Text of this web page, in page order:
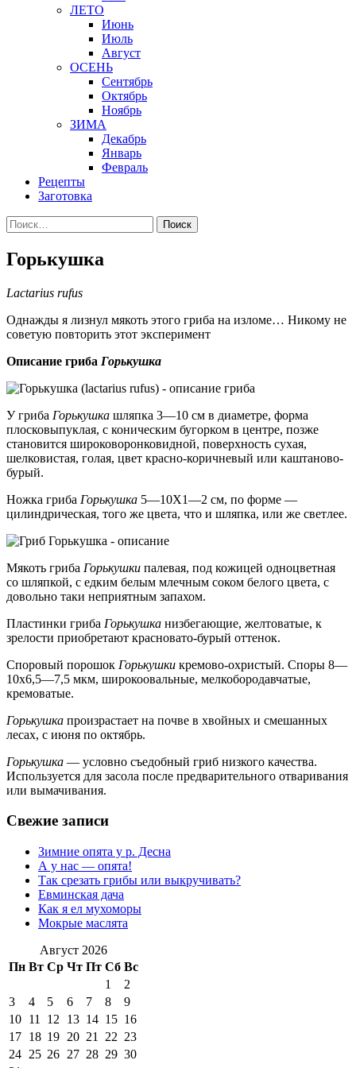
ЛЕТО
Июнь
Июль
Август
ОСЕНЬ
Сентябрь
Октябрь
Ноябрь
ЗИМА
Декабрь
Январь
Февраль
Рецепты
Заготовка
Найти:
Горькушка
Lactarius rufus
Однажды я лизнул мякоть этого гриба на изломе… Никому не
советую повторить этот эксперимент
Описание гриба Горькушка
У гриба Горькушка шляпка 3—10 см в диаметре, форма
плосковыпуклая, с коническим бугорком в центре, позже
становится широковоронковидной, поверхность сухая,
шелковистая, голая, цвет красно-коричневый или каштаново-
бурый.
Ножка гриба Горькушка 5—10X1—2 см, по форме —
цилиндрическая, того же цвета, что и шляпка, или же светлее.
Мякоть гриба Горькушки палевая, под кожицей одноцветная
со шляпкой, с едким белым млечным соком белого цвета, с
довольно таки неприятным запахом.
Пластинки гриба Горькушка низбегающие, желтоватые, к
зрелости приобретают красновато-бурый оттенок.
Споровый порошок Горькушки кремово-охристый. Споры 8—
10х6,5—7,5 мкм, широкоовальные, мелкобородавчатые,
кремоватые.
Горькушка произрастает на почве в хвойных и смешанных
лесах, с июня по октябрь.
Горькушка — условно съедобный гриб низкого качества.
Используется для засола после предварительного отваривания
или вымачивания.
Свежие записи
Зимние опята у р. Десна
А у нас — опята!
Так срезать грибы или выкручивать?
Евминская дача
Как я ел мухоморы
Мокрые маслята
Август 2026
Пн Вт Ср Чт Пт Сб Вс
1
2
3
4 5 6 7 8
9
10 11 12 13 14 15 16
17 18 19 20 21 22 23
24 25 26 27 28 29 30